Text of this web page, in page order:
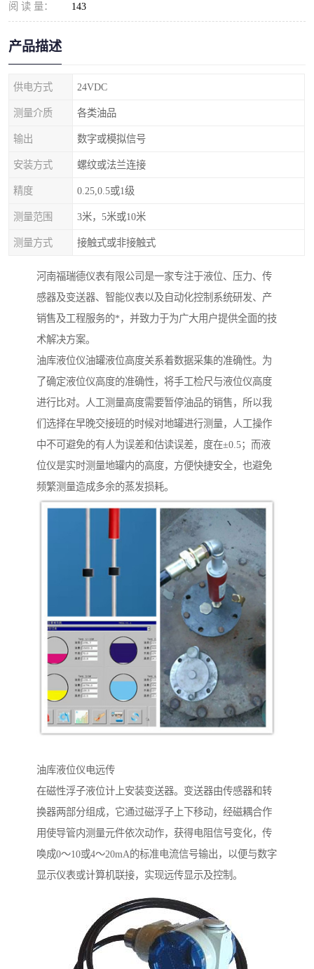
阅 读 量： 143
产品描述
供电方式 24VDC
测量介质 各类油品
输出 数字或模拟信号
安装方式 螺纹或法兰连接
精度 0.25,0.5或1级
测量范围 3米，5米或10米
测量方式 接触式或非接触式
河南福瑞德仪表有限公司是一家专注于液位、压力、传
感器及变送器、智能仪表以及自动化控制系统研发、产
销售及工程服务的*，并致力于为广大用户提供全面的技
术解决方案。
油库液位仪油罐液位高度关系着数据采集的准确性。为
了确定液位仪高度的准确性，将手工检尺与液位仪高度
进行比对。人工测量高度需要暂停油品的销售，所以我
们选择在早晚交接班的时候对地罐进行测量，人工操作
中不可避免的有人为误差和估读误差，度在±0.5；而液
位仪是实时测量地罐内的高度，方便快捷安全，也避免
频繁测量造成多余的蒸发损耗。
油库液位仪电远传
在磁性浮子液位计上安装变送器。变送器由传感器和转
换器两部分组成，它通过磁浮子上下移动，经磁耦合作
用使导管内测量元件依次动作，获得电阻信号变化，传
唤成0～10或4～20mA的标准电流信号输出，以便与数字
显示仪表或计算机联接，实现远传显示及控制。